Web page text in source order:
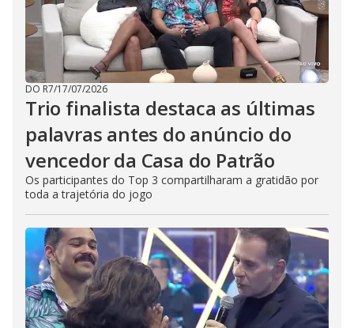
DO R7/17/07/2026
Trio finalista destaca as últimas
palavras antes do anúncio do
vencedor da Casa do Patrão
Os participantes do Top 3 compartilharam a gratidão por
toda a trajetória do jogo